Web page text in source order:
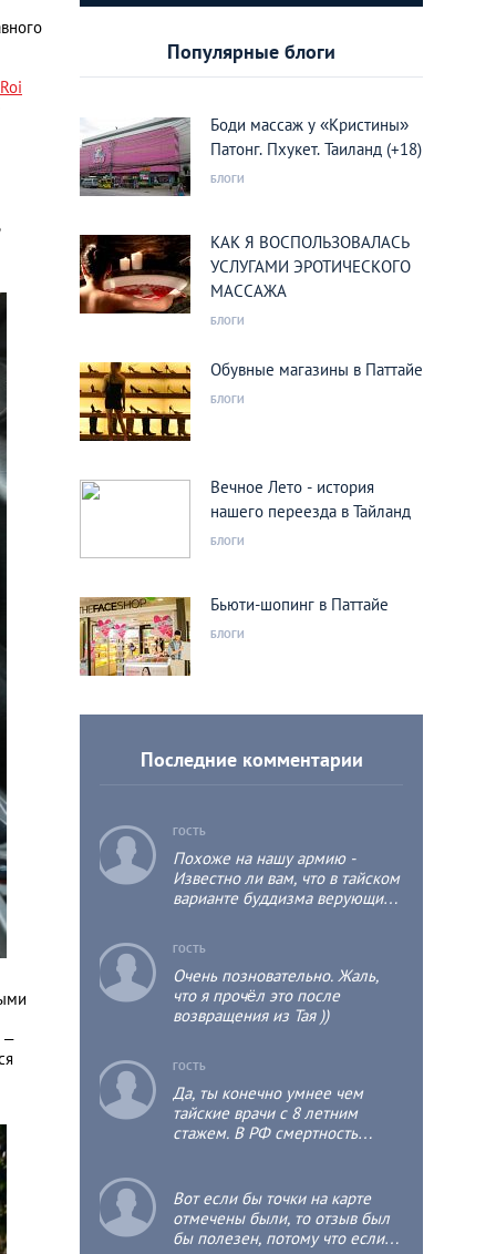
–
Популярные блоги
Боди массаж у «Кристины»
Патонг. Пхукет. Таиланд (+18)
БЛОГИ
КАК Я ВОСПОЛЬЗОВАЛАСЬ
УСЛУГАМИ ЭРОТИЧЕСКОГО
МАССАЖА
БЛОГИ
Обувные магазины в Паттайе
БЛОГИ
Вечное Лето - история
нашего переезда в Тайланд
БЛОГИ
Бьюти-шопинг в Паттайе
БЛОГИ
Последние комментарии
c ГОСТЬ
Похоже на нашу армию -
Известно ли вам, что в тайском
варианте буддизма верующий
монахом, пусть даже не
продолжительное время, т.к.
это положительно отразится на
его собственной судьбе и
c ГОСТЬ
Очень позновательно. Жаль,
что я прочёл это после
возвращения из Тая ))
c ГОСТЬ
Да, ты конечно умнее чем
тайские врачи с 8 летним
стажем. В РФ смертность
c
Вот если бы точки на карте
отмечены были, то отзыв был
бы полезен, потому что если